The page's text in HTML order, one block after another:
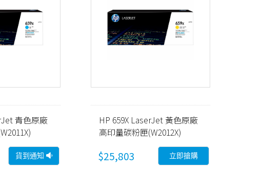
青色原廠
貨到通知
HP 659X LaserJet 黃色原廠
高印量碳粉匣(W2012X)
$25,803 立即搶購